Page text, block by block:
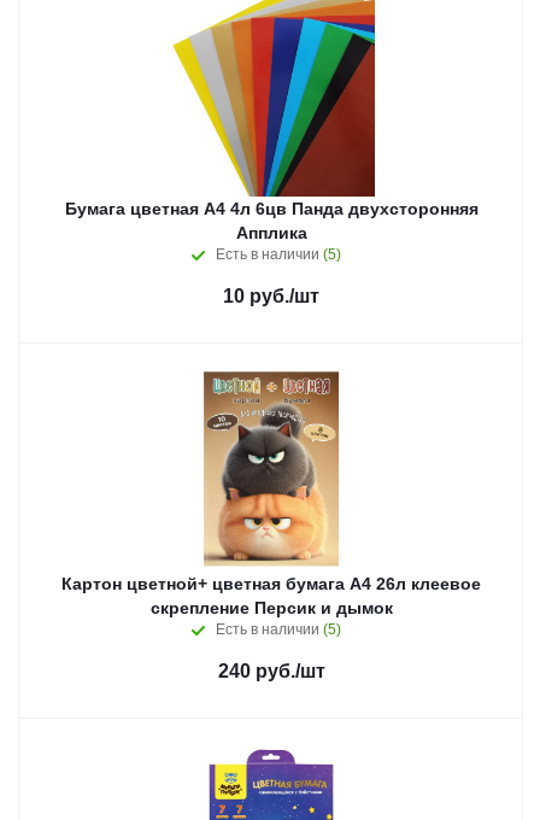
Бумага цветная А4 4л 6цв Панда двухсторонняя
Апплика
Есть в наличии (5)
10 руб./шт
Картон цветной+ цветная бумага А4 26л клеевое
скрепление Персик и дымок
Есть в наличии (5)
240руб./шт